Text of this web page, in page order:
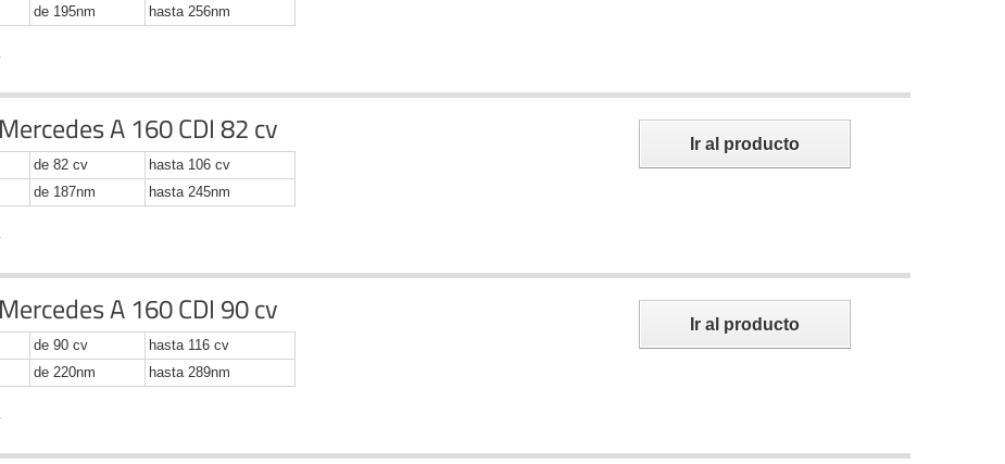
de 195nm hasta 256nm
A 160 CDI 82 cv
de 82 cv
hasta 106 cv
de 187nm hasta 245nm
Ir al producto
A 160 CDI 90 cv
de 90 cv
hasta 116 cv
de 220nm hasta 289nm
Ir al producto